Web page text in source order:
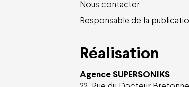
Nous contacter
Responsable de la
Réalisation
Agence SUPERSONIKS